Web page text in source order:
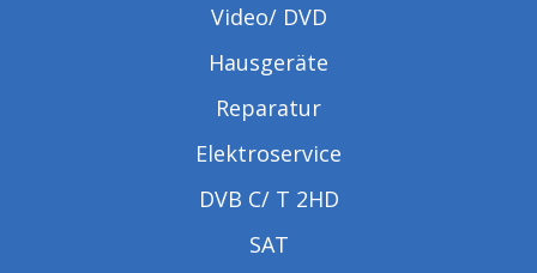
Video/ DVD
Hausgeräte
Reparatur
Elektroservice
DVB C/ T 2HD
SAT